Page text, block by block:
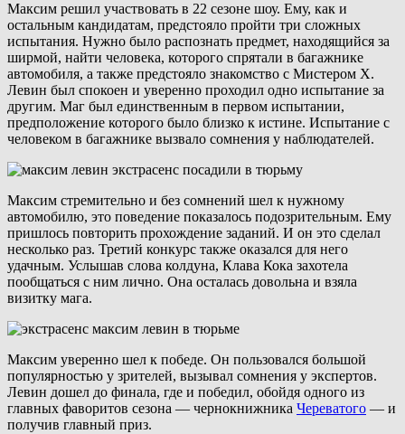
Максим решил участвовать в 22 сезоне шоу. Ему, как и
остальным кандидатам, предстояло пройти три сложных
испытания. Нужно было распознать предмет, находящийся за
ширмой, найти человека, которого спрятали в багажнике
автомобиля, а также предстояло знакомство с Мистером X.
Левин был спокоен и уверенно проходил одно испытание за
другим. Маг был единственным в первом испытании,
предположение которого было близко к истине. Испытание с
человеком в багажнике вызвало сомнения у наблюдателей.
Максим стремительно и без сомнений шел к нужному
автомобилю, это поведение показалось подозрительным. Ему
пришлось повторить прохождение заданий. И он это сделал
несколько раз. Третий конкурс также оказался для него
удачным. Услышав слова колдуна, Клава Кока захотела
пообщаться с ним лично. Она осталась довольна и взяла
визитку мага.
Максим уверенно шел к победе. Он пользовался большой
популярностью у зрителей, вызывал сомнения у экспертов.
Левин дошел до финала, где и победил, обойдя одного из
главных фаворитов сезона — чернокнижника Череватого — и
получив главный приз.